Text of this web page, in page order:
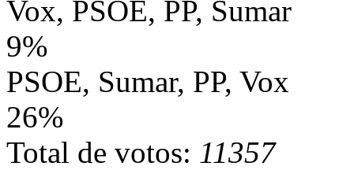
Vox, PSOE, PP, Sumar
9%
PSOE, Sumar, PP, Vox
26%
Total de votos: 11357